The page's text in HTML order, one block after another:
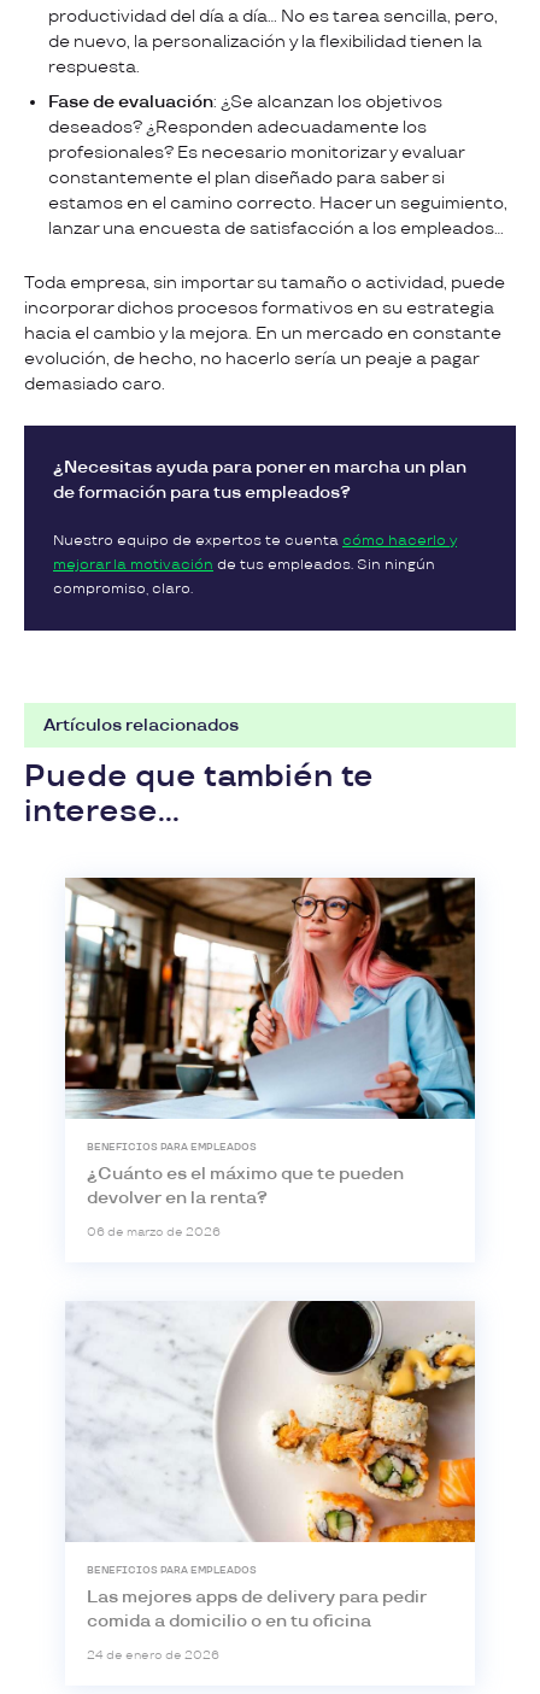
productividad del día a día… No es tarea sencilla, pero,
de nuevo, la personalización y la flexibilidad tienen la
respuesta.
Fase de evaluación: ¿Se alcanzan los objetivos
deseados? ¿Responden adecuadamente los
profesionales? Es necesario monitorizar y evaluar
constantemente el plan diseñado para saber si
estamos en el camino correcto. Hacer un seguimiento,
lanzar una encuesta de satisfacción a los empleados…
Toda empresa, sin importar su tamaño o actividad, puede
incorporar dichos procesos formativos en su estrategia
hacia el cambio y la mejora. En un mercado en constante
evolución, de hecho, no hacerlo sería un peaje a pagar
demasiado caro.
¿Necesitas ayuda para poner en marcha un plan
de formación para tus empleados?
Nuestro equipo de expertos te cuenta cómo hacerlo y
mejorar la motivación de tus empleados. Sin ningún
compromiso, claro.
Artículos relacionados
Puede que también te
interese...
BENEFICIOS PARA EMPLEADOS
¿Cuánto es el máximo que te pueden
devolver en la renta?
06 de marzo de 2026
BENEFICIOS PARA EMPLEADOS
Las mejores apps de delivery para pedir
comida a domicilio o en tu oficina
24 de enero de 2026